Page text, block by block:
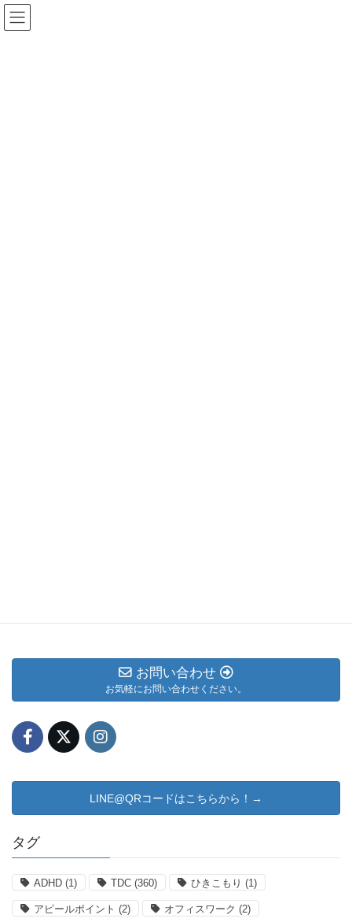
コ
ン
ナ
ビ
お問い合わせ
お気軽にお問い合わせください。
LINE@QRコードはこちらから！→
タグ
ADHD (1) TDC (360) ひきこもり (1)
アピールポイント (2) オフィスワーク (2)